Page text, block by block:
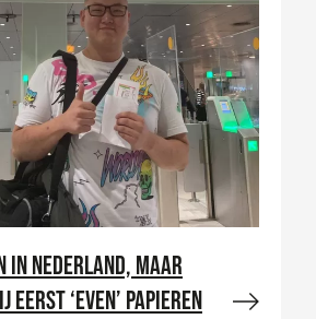
Nederland, maar
‘even’ papieren